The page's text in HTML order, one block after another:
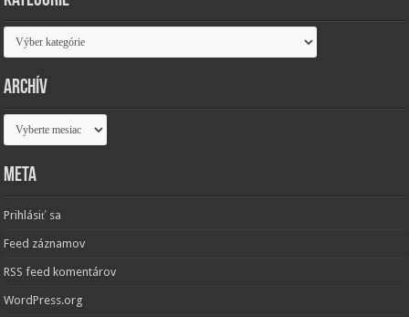
Kategórie
Archív
Archív
Meta
Prihlásiť sa
Feed záznamov
RSS feed komentárov
WordPress.org